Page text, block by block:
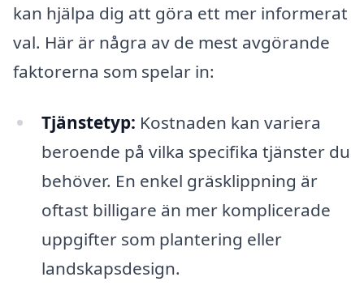
kan hjälpa dig att göra ett mer informerat
val. Här är några av de mest avgörande
faktorerna som spelar in:
Tjänstetyp: Kostnaden kan variera
beroende på vilka specifika tjänster du
behöver. En enkel gräsklippning är
oftast billigare än mer komplicerade
uppgifter som plantering eller
landskapsdesign.